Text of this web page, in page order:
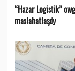
“Hazar Logistik”
maslahatlaşdy